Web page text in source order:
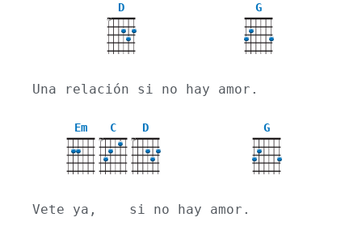
D
X
G
Una relación si no hay amor.
Em C
X
D
X
G
Vete ya,    si no hay amor.